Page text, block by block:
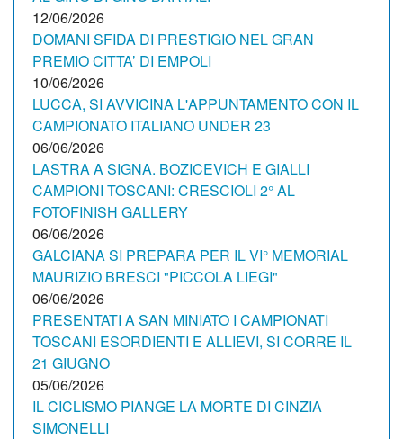
12/06/2026
DOMANI SFIDA DI PRESTIGIO NEL GRAN
PREMIO CITTA’ DI EMPOLI
10/06/2026
LUCCA, SI AVVICINA L'APPUNTAMENTO CON IL
CAMPIONATO ITALIANO UNDER 23
06/06/2026
LASTRA A SIGNA. BOZICEVICH E GIALLI
CAMPIONI TOSCANI: CRESCIOLI 2° AL
FOTOFINISH GALLERY
06/06/2026
GALCIANA SI PREPARA PER IL VI° MEMORIAL
MAURIZIO BRESCI "PICCOLA LIEGI"
06/06/2026
PRESENTATI A SAN MINIATO I CAMPIONATI
TOSCANI ESORDIENTI E ALLIEVI, SI CORRE IL
21 GIUGNO
05/06/2026
IL CICLISMO PIANGE LA MORTE DI CINZIA
SIMONELLI